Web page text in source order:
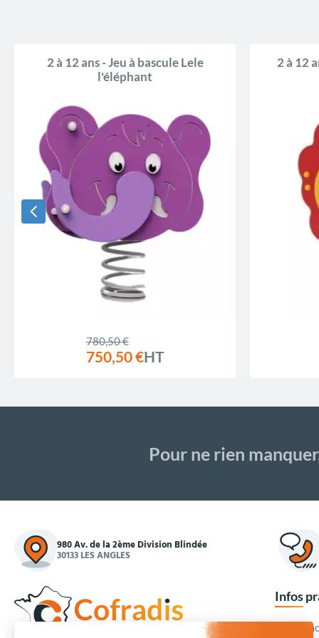
2 à 12 ans - Jeu à bascule Lele
l'éléphant
780,50 €
750,50 €HT
2 à 12
Pour ne rien
980 Av. de la 2ème Division Blindée
30133 LES ANGLES
Infos